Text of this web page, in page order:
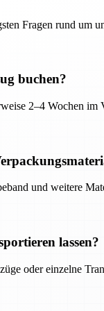
Fragen rund um
buchen?
2–4 Wochen
und weitere
lassen?
oder einzelne